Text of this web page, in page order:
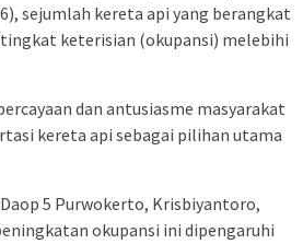
sejumlah kereta api yang berangkat
keterisian (okupansi) melebihi
dan antusiasme masyarakat
kereta api sebagai pilihan utama
5 Purwokerto, Krisbiyantoro,
okupansi ini dipengaruhi